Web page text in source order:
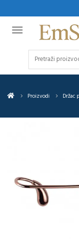
Proizvodi Držac